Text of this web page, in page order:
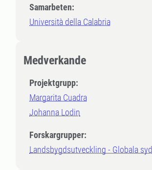
Samarbeten:
Università della Calabria
Medverkande
Projektgrupp:
Margarita Cuadra
Johanna Lodin
Forskargrupper:
Landsbygdsutveckling - Globala syd